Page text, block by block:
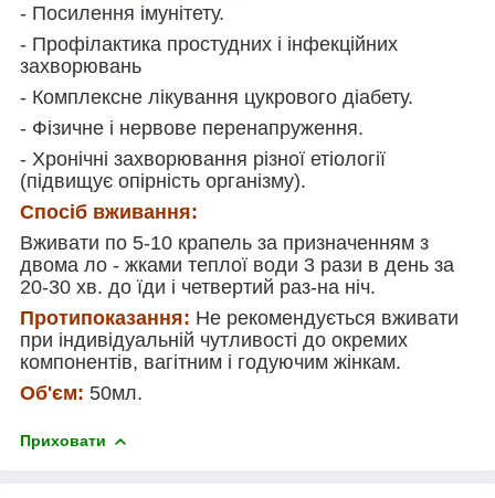
- Посилення імунітету.
- Профілактика простудних і інфекційних
захворювань
- Комплексне лікування цукрового діабету.
- Фізичне і нервове перенапруження.
- Хронічні захворювання різної етіології
(підвищує опірність організму).
Спосіб вживання:
Вживати по 5-10 крапель за призначенням з
двома ло - жками теплої води 3 рази в день за
20-30 хв. до їди і четвертий раз-на ніч.
Протипоказання: Не рекомендується вживати
при індивідуальній чутливості до окремих
компонентів, вагітним і годуючим жінкам.
Об'єм: 50мл.
Приховати